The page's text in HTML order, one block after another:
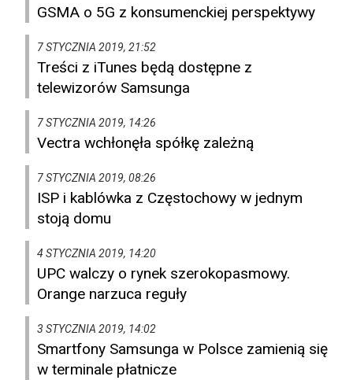
GSMA o 5G z konsumenckiej perspektywy
7 STYCZNIA 2019, 21:52
Treści z iTunes będą dostępne z
telewizorów Samsunga
7 STYCZNIA 2019, 14:26
Vectra wchłonęła spółkę zależną
7 STYCZNIA 2019, 08:26
ISP i kablówka z Częstochowy w jednym
stoją domu
4 STYCZNIA 2019, 14:20
UPC walczy o rynek szerokopasmowy.
Orange narzuca reguły
3 STYCZNIA 2019, 14:02
Smartfony Samsunga w Polsce zamienią się
w terminale płatnicze